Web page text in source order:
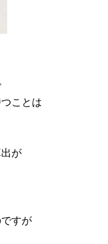
ことは
が
すが